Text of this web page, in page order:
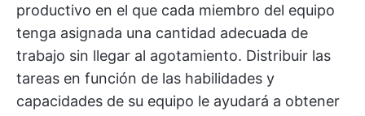
productivo en el que cada miembro del equipo
tenga asignada una cantidad adecuada de
trabajo sin llegar al agotamiento. Distribuir las
tareas en función de las habilidades y
capacidades de su equipo le ayudará a obtener